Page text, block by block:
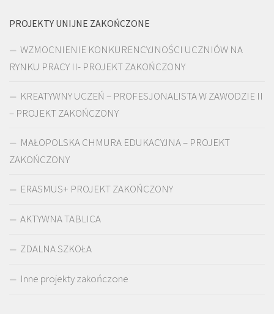
PROJEKTY UNIJNE ZAKOŃCZONE
WZMOCNIENIE KONKURENCYJNOŚCI UCZNIÓW NA
RYNKU PRACY II- PROJEKT ZAKOŃCZONY
KREATYWNY UCZEŃ – PROFESJONALISTA W ZAWODZIE II
– PROJEKT ZAKOŃCZONY
MAŁOPOLSKA CHMURA EDUKACYJNA – PROJEKT
ZAKOŃCZONY
ERASMUS+ PROJEKT ZAKOŃCZONY
AKTYWNA TABLICA
ZDALNA SZKOŁA
Inne projekty zakończone